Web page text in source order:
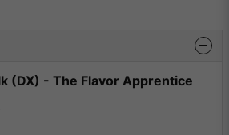
(DX) - The Flavor Apprentice